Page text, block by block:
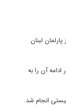
لبنان
آن را به
انجام شد.